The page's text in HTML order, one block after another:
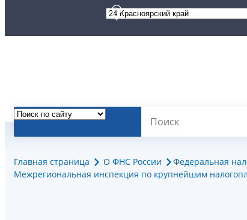
Главная страница О ФНС России Федеральная
Межрегиональная инспекция по крупнейшим